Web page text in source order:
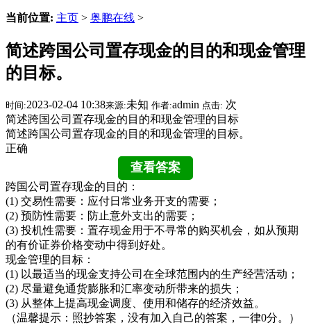
当前位置: 主页 > 奥鹏在线 >
简述跨国公司置存现金的目的和现金管理
的目标。
时间:2023-02-04 10:38来源:未知 作者:admin 点击: 次
简述跨国公司置存现金的目的和现金管理的目标
简述跨国公司置存现金的目的和现金管理的目标。
正确
跨国公司置存现金的目的：
(1) 交易性需要：应付日常业务开支的需要；
(2) 预防性需要：防止意外支出的需要；
(3) 投机性需要：置存现金用于不寻常的购买机会，如从预期
的有价证券价格变动中得到好处。
现金管理的目标：
(1) 以最适当的现金支持公司在全球范围内的生产经营活动；
(2) 尽量避免通货膨胀和汇率变动所带来的损失；
(3) 从整体上提高现金调度、使用和储存的经济效益。
（温馨提示：照抄答案，没有加入自己的答案，一律0分。）